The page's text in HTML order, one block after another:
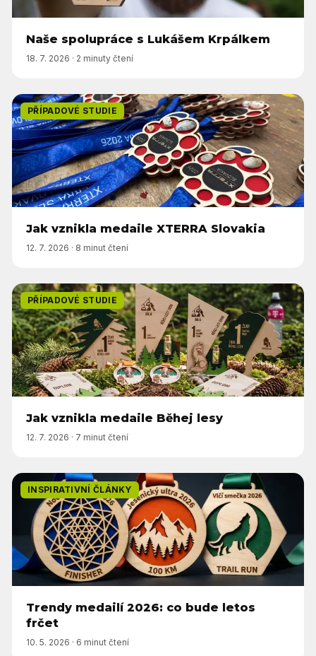
Naše spolupráce s Lukášem Krpálkem
18. 7. 2026 · 2 minuty čtení
PŘÍPADOVÉ STUDIE
Jak vznikla medaile XTERRA Slovakia
12. 7. 2026 · 8 minut čtení
PŘÍPADOVÉ STUDIE
Jak vznikla medaile Běhej lesy
12. 7. 2026 · 7 minut čtení
INSPIRATIVNÍ ČLÁNKY
Trendy medailí 2026: co bude letos
frčet
10. 5. 2026 · 6 minut čtení